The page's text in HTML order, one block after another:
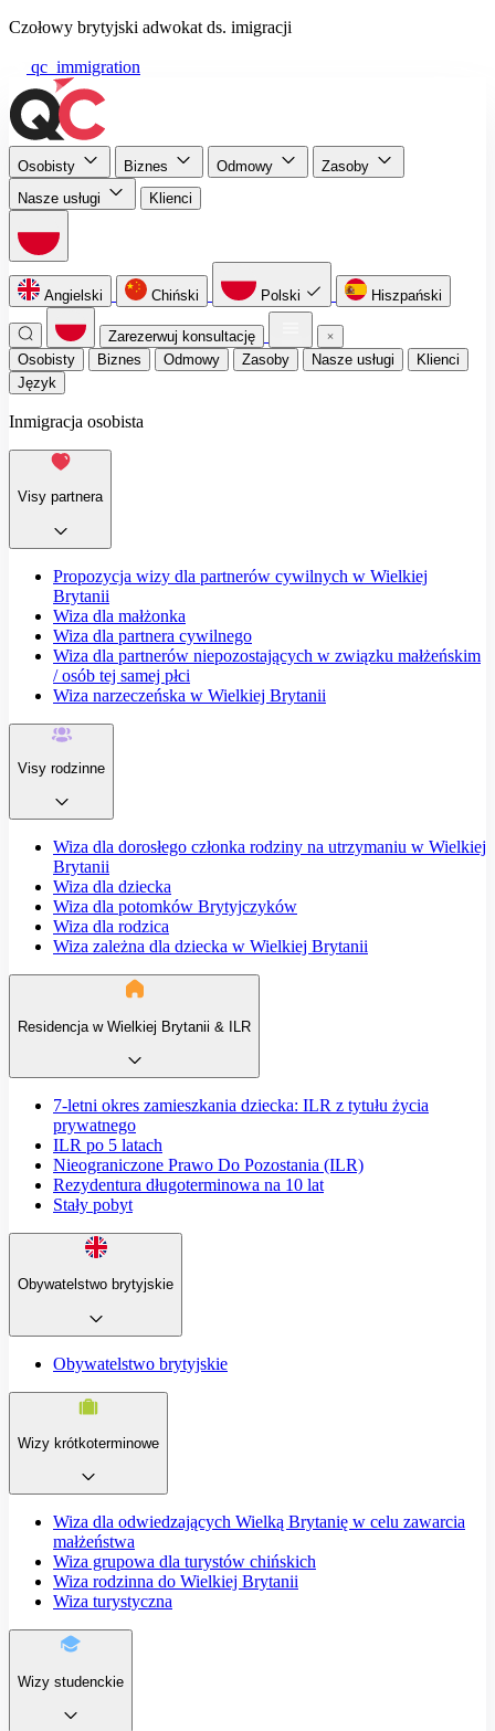
Czołowy brytyjski adwokat ds. imigracji
qc_immigration
Osobisty Biznes Odmowy
Zasoby
Nasze usługi
Klienci
Angielski Chiński Polski Hiszpański
Zarezerwuj konsultację
Osobisty
Biznes Odmowy Zasoby Nasze usługi
Klienci
Język
Inmigracja osobista
Visy partnera
Propozycja wizy dla partnerów cywilnych w Wielkiej
Brytanii
Wiza dla małżonka
Wiza dla partnera cywilnego
Wiza dla partnerów niepozostających w związku małżeńskim
/ osób tej samej płci
Wiza narzeczeńska w Wielkiej Brytanii
Visy rodzinne
Wiza dla dorosłego członka rodziny na utrzymaniu w Wielkiej
Brytanii
Wiza dla dziecka
Wiza dla potomków Brytyjczyków
Wiza dla rodzica
Wiza zależna dla dziecka w Wielkiej Brytanii
Residencja w Wielkiej Brytanii & ILR
7-letni okres zamieszkania dziecka: ILR z tytułu życia
prywatnego
ILR po 5 latach
Nieograniczone Prawo Do Pozostania (ILR)
Rezydentura długoterminowa na 10 lat
Stały pobyt
Obywatelstwo brytyjskie
Obywatelstwo brytyjskie
Wizy krótkoterminowe
Wiza dla odwiedzających Wielką Brytanię w celu zawarcia
małżeństwa
Wiza grupowa dla turystów chińskich
Wiza rodzinna do Wielkiej Brytanii
Wiza turystyczna
Wizy studenckie